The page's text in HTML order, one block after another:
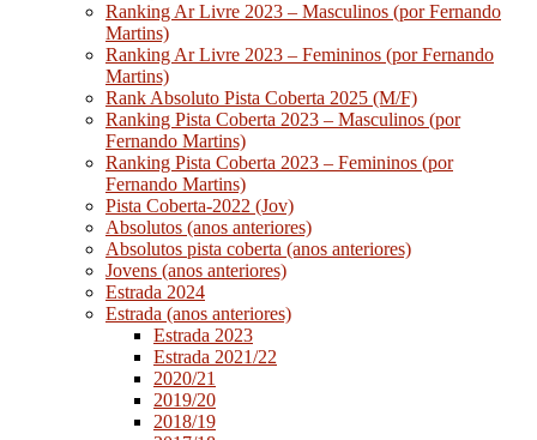
Ranking Ar Livre 2023 – Masculinos (por Fernando
Martins)
Ranking Ar Livre 2023 – Femininos (por Fernando
Martins)
Rank Absoluto Pista Coberta 2025 (M/F)
Ranking Pista Coberta 2023 – Masculinos (por
Fernando Martins)
Ranking Pista Coberta 2023 – Femininos (por
Fernando Martins)
Pista Coberta-2022 (Jov)
Absolutos (anos anteriores)
Absolutos pista coberta (anos anteriores)
Jovens (anos anteriores)
Estrada 2024
Estrada (anos anteriores)
Estrada 2023
Estrada 2021/22
2020/21
2019/20
2018/19